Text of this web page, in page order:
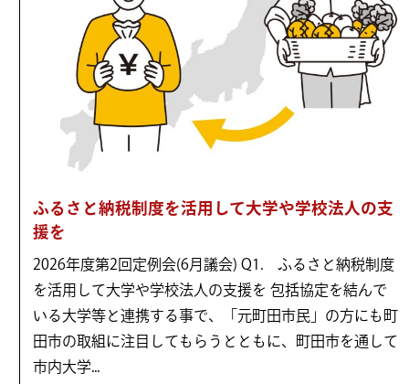
ふるさと納税制度を活用して大学や学校法人の支
援を
2026年度第2回定例会(6月議会) Q1. ふるさと納税制度
を活用して大学や学校法人の支援を 包括協定を結んで
いる大学等と連携する事で、「元町田市民」の方にも町
田市の取組に注目してもらうとともに、町田市を通して
市内大学...